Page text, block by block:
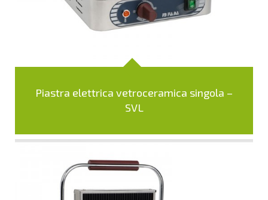
Piastra elettrica vetroceramica singola –
SVL